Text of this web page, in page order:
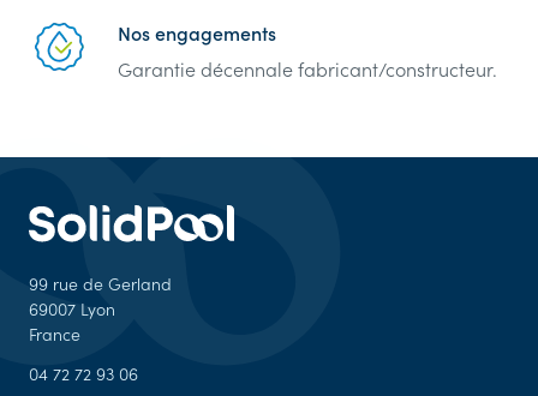
Nos engagements
Garantie décennale fabricant/constructeur.
99 rue de Gerland
69007 Lyon
France
04 72 72 93 06